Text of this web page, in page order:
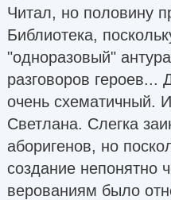
Читал, но половину
Библиотека,
"одноразовый"
разговоров героев...
очень схематичный.
Светлана. Слегка
аборигенов, но
создание непонятно
верованиям было